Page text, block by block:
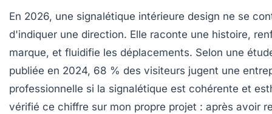
En 2026, une signalétique intérieure design ne se
d'indiquer une direction. Elle raconte une histoire,
marque, et fluidifie les déplacements. Selon une
publiée en 2024, 68 % des visiteurs jugent une
professionnelle si la signalétique est cohérente et
vérifié ce chiffre sur mon propre projet : après avoir